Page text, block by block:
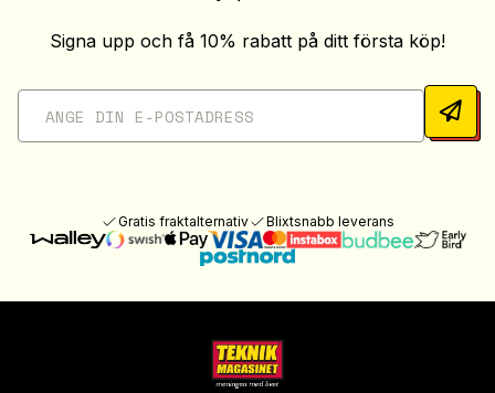
Signa upp och få 10% rabatt på ditt första köp!
Gratis fraktalternativ Blixtsnabb leverans